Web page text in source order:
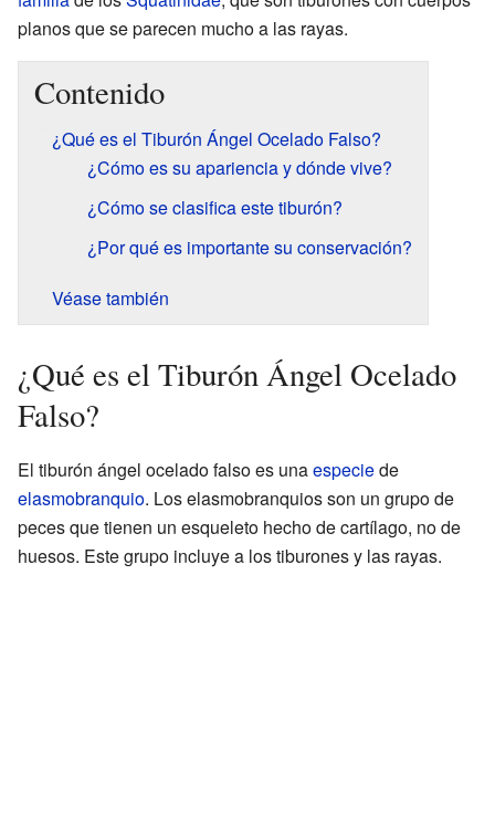
planos que se parecen mucho a las rayas.
Contenido
¿Qué es el Tiburón Ángel Ocelado Falso?
¿Cómo es su apariencia y dónde vive?
¿Cómo se clasifica este tiburón?
¿Por qué es importante su conservación?
Véase también
¿Qué es el Tiburón Ángel Ocelado
Falso?
El tiburón ángel ocelado falso es unaespeciede
elasmobranquio. Los elasmobranquios son un grupo de
peces que tienen un esqueleto hecho de cartílago, no de
huesos. Este grupo incluye a los tiburones y las rayas.